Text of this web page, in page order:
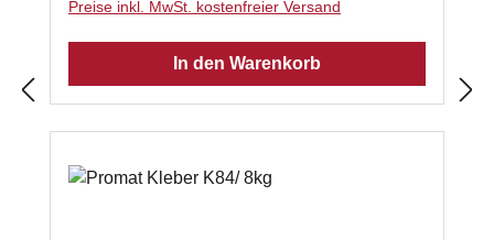
benötigen Sie ca. 2kg Promasilkleber je m²
Promasilplatte.
Preise inkl. MwSt. kostenfreier Versand
In den Warenkorb